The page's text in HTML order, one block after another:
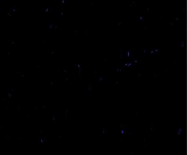
אל הירח ובחזרה